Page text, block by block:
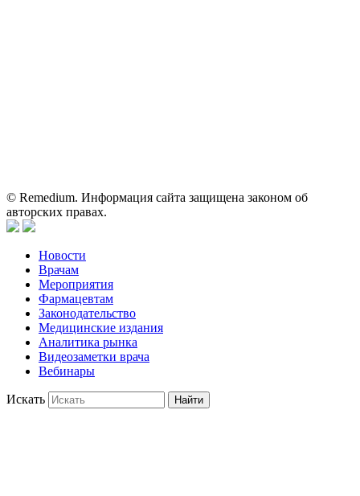
© Remedium. Информация сайта защищена законом об
авторских правах.
Новости
Врачам
Мероприятия
Фармацевтам
Законодательство
Медицинские издания
Аналитика рынка
Видеозаметки врача
Вебинары
Искать Найти